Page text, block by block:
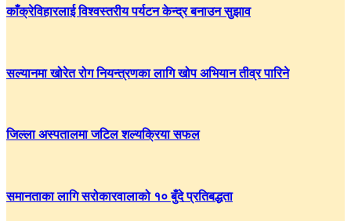
काँक्रेविहारलाई विश्वस्तरीय पर्यटन केन्द्र बनाउन सुझाव
सल्यानमा खोरेत रोग नियन्त्रणका लागि खोप अभियान तीव्र पारिने
जिल्ला अस्पतालमा जटिल शल्यक्रिया सफल
समानताका लागि सरोकारवालाको १० बुँदे प्रतिबद्धता